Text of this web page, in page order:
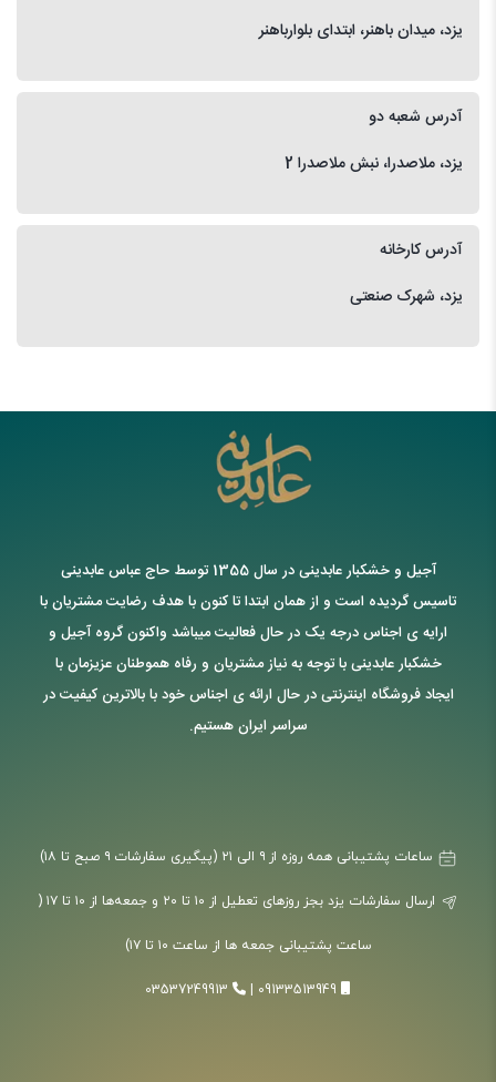
یزد، میدان باهنر، ابتدای بلوارباهنر
آدرس شعبه دو
یزد، ملاصدرا، نبش ملاصدرا 2
آدرس کارخانه
یزد، شهرک صنعتی
آجیل و خشکبار عابدینی در سال 1355 توسط حاج عباس عابدینی
تاسیس گردیده است و از همان ابتدا تا کنون با هدف رضایت مشتریان با
ارایه ی اجناس درجه یک در حال فعالیت میباشد واکنون گروه آجیل و
خشکبار عابدینی با توجه به نیاز مشتریان و رفاه هموطنان عزیزمان با
ایجاد فروشگاه اینترنتی در حال ارائه ی اجناس خود با بالاترین کیفیت در
سراسر ایران هستیم.
ارسال سفارشات یزد بجز روزهای تعطیل از ۱۰ تا ۲۰ و جمعه‌ها از ۱۰ تا ۱۷ (
ساعت پشتیبانی جمعه ها از ساعت ۱۰ تا ۱۷)
09133513949
03537249913